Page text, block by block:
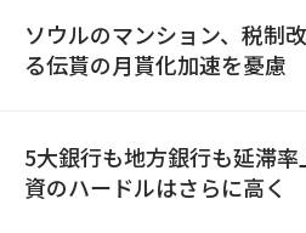
ソウルのマンション、税制
る伝貰の月貰化加速を憂慮
5大銀行も地方銀行も延滞
資のハードルはさらに高く